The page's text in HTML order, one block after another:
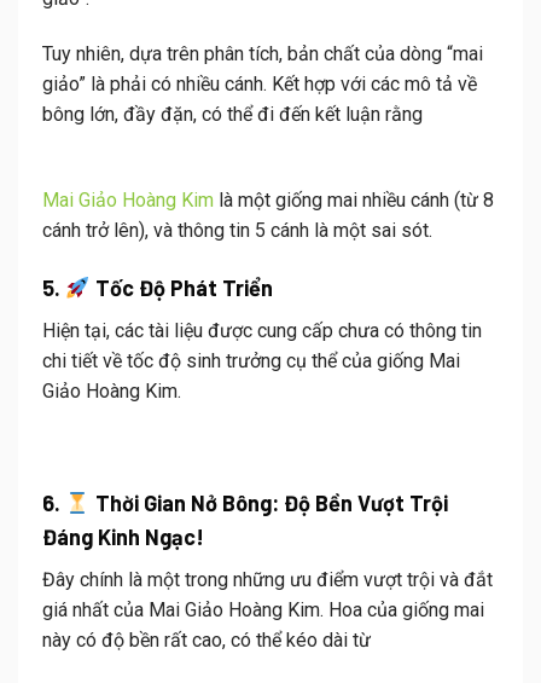
Tuy nhiên, dựa trên phân tích, bản chất của dòng “mai
giảo” là phải có nhiều cánh. Kết hợp với các mô tả về
bông lớn, đầy đặn, có thể đi đến kết luận rằng
Mai Giảo Hoàng Kim là một giống mai nhiều cánh (từ 8
cánh trở lên), và thông tin 5 cánh là một sai sót.
5. Tốc Độ Phát Triển
Hiện tại, các tài liệu được cung cấp chưa có thông tin
chi tiết về tốc độ sinh trưởng cụ thể của giống Mai
Giảo Hoàng Kim.
6.
Thời Gian Nở Bông: Độ Bền Vượt Trội
Đáng Kinh Ngạc!
Đây chính là một trong những ưu điểm vượt trội và đắt
giá nhất của Mai Giảo Hoàng Kim. Hoa của giống mai
này có độ bền rất cao, có thể kéo dài từ